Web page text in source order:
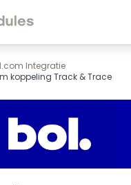
Integratie
koppeling Track & Trace